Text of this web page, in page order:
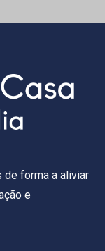
forma a aliviar
e